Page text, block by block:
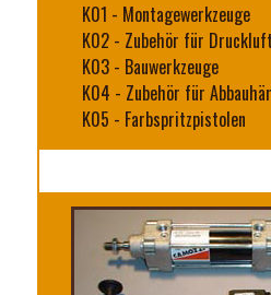
K01 - Montagewerkzeuge
K02 - Zubehör für
K03 - Bauwerkzeuge
K04 - Zubehör für
K05 - Farbspritzpistolen